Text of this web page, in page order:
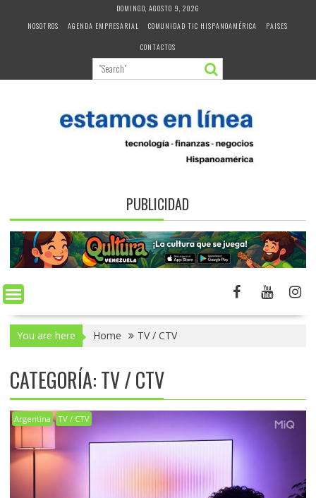
DOMINGO, AGOSTO 9, 2026
NOSOTROS
AGENDA EMPRESARIAL COMUNIDAD TIC HISPANOAMÉRICA
PAISES
CONTACTOS
PUBLICIDAD
You are here Home TV / CTV
CATEGORÍA:TV / CTV
Argentina TV / CTV